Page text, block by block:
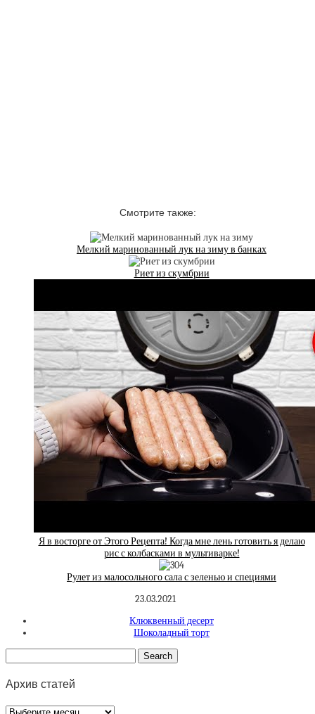
Смотрите также:
Мелкий маринованный лук на зиму в банках
Риет из скумбрии
Я в восторге от Этого Рецепта! Когда мне лень готовить я делаю
рис с колбасками в мультиварке!
Рулет из малосольного сала с зеленью и специями
23.03.2021
Клюквенный десерт
Шоколадный торт
Архив статей
Архив